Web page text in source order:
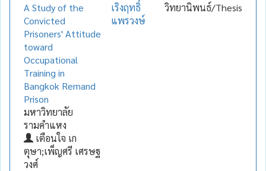
A Study of the
Convicted
Prisoners' Attitude
toward
Occupational
Training in
Bangkok Remand
Prison
มหาวิทยาลัย
รามคำแหง
เตือนใจ เก
ตุษา;เพ็ญศรี เศรษฐ
วงศ์
เริงฤทธิ์
แพรวงษ์
วิทยานิพนธ์/Thesis